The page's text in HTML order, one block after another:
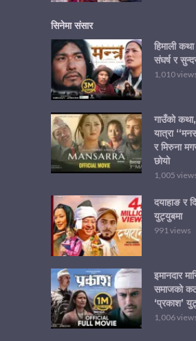
सिनेमा संसार
हिमाली
संघर्ष र
1,010
गाउँको
यात्रा
र मिरुना
छोयो
1,005
दयाहाङ र
युट्युबमा
991 views
इमानदार
समाजको
‘प्रकाश’
1,006